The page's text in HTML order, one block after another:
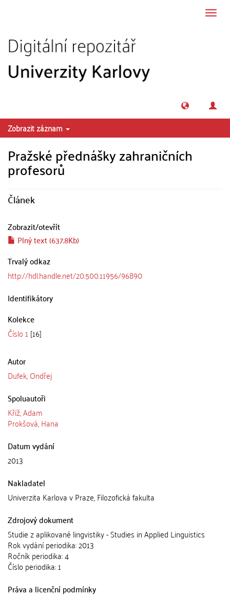
Zobrazit záznam
Pražské přednášky zahraničních
profesorů
Článek
Zobrazit/otevřít
Plný text (637.8Kb)
Trvalý odkaz
http://hdl.handle.net/20.500.11956/96890
Identifikátory
Kolekce
Číslo 1 [16]
Autor
Dufek, Ondřej
Spoluautoři
Kříž, Adam
Prokšová, Hana
Datum vydání
2013
Nakladatel
Univerzita Karlova v Praze, Filozofická fakulta
Zdrojový dokument
Studie z aplikované lingvistiky - Studies in Applied Linguistics
Rok vydání periodika: 2013
Ročník periodika: 4
Číslo periodika: 1
Práva a licenční podmínky